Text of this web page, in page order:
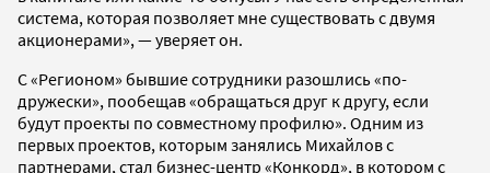
система, которая позволяет мне существовать с двумя
акционерами», — уверяет он.
С «Регионом» бывшие сотрудники разошлись «по-
дружески», пообещав «обращаться друг к другу, если
будут проекты по совместному профилю». Одним из
первых проектов, которым занялись Михайлов с
партнерами, стал бизнес-центр «Конкорд», в котором с